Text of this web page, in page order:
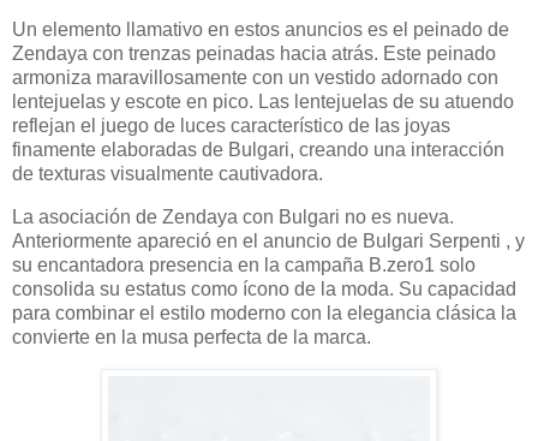
Un elemento llamativo en estos anuncios es el peinado de
Zendaya con trenzas peinadas hacia atrás. Este peinado
armoniza maravillosamente con un vestido adornado con
lentejuelas y escote en pico. Las lentejuelas de su atuendo
reflejan el juego de luces característico de las joyas
finamente elaboradas de Bulgari, creando una interacción
de texturas visualmente cautivadora.
La asociación de Zendaya con Bulgari no es nueva.
Anteriormente apareció en el anuncio de Bulgari Serpenti , y
su encantadora presencia en la campaña B.zero1 solo
consolida su estatus como ícono de la moda. Su capacidad
para combinar el estilo moderno con la elegancia clásica la
convierte en la musa perfecta de la marca.